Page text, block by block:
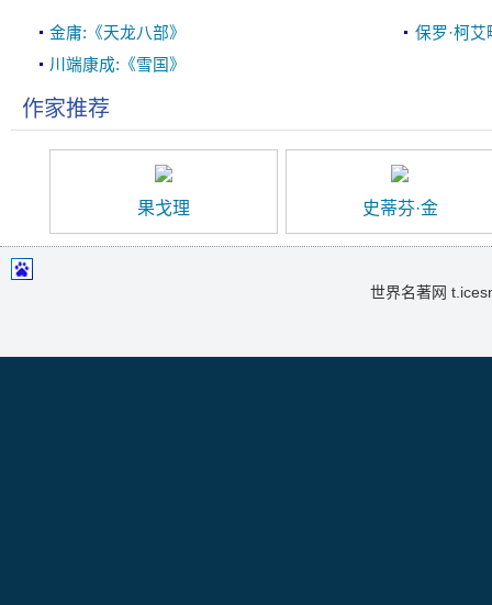
金庸:《天龙八部》
保罗·柯
川端康成:《雪国》
作家推荐
果戈理 史蒂芬·金
世界名著网